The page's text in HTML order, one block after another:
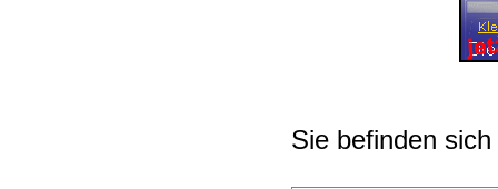
Sie befinden